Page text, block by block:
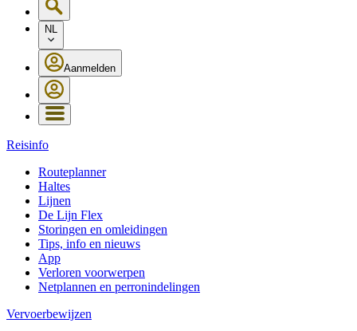
NL
Aanmelden
Reisinfo
Routeplanner
Haltes
Lijnen
De Lijn Flex
Storingen en omleidingen
Tips, info en nieuws
App
Verloren voorwerpen
Netplannen en perronindelingen
Vervoerbewijzen